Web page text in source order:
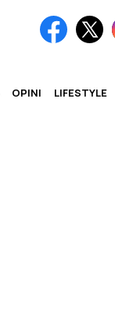
OPINI LIFESTYLE